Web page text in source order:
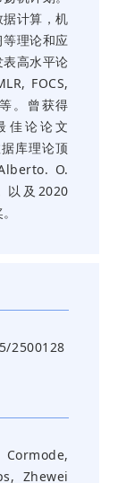
计算，机
理论和应
高水平论
FOCS,
。曾获得
佳论论文
库理论顶
O.
以及2020
2500128
Zhewei